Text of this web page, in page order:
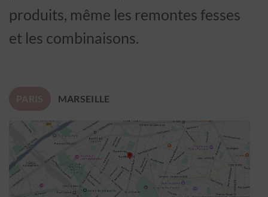
produits, même les remontes fesses
et les combinaisons.
MARSEILLE